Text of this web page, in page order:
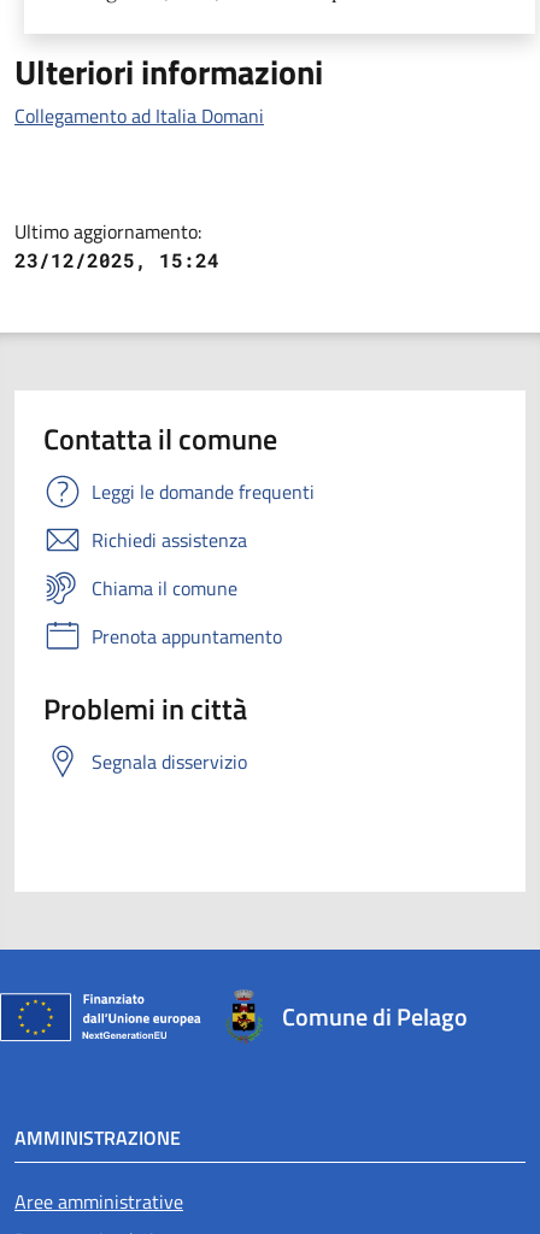
Ulteriori informazioni
Collegamento ad Italia Domani
Ultimo aggiornamento:
23/12/2025, 15:24
Contatta il comune
Leggi le domande frequenti
Richiedi assistenza
Chiama il comune
Prenota appuntamento
Problemi in città
Segnala disservizio
Comune di Pelago
AMMINISTRAZIONE
Aree amministrative